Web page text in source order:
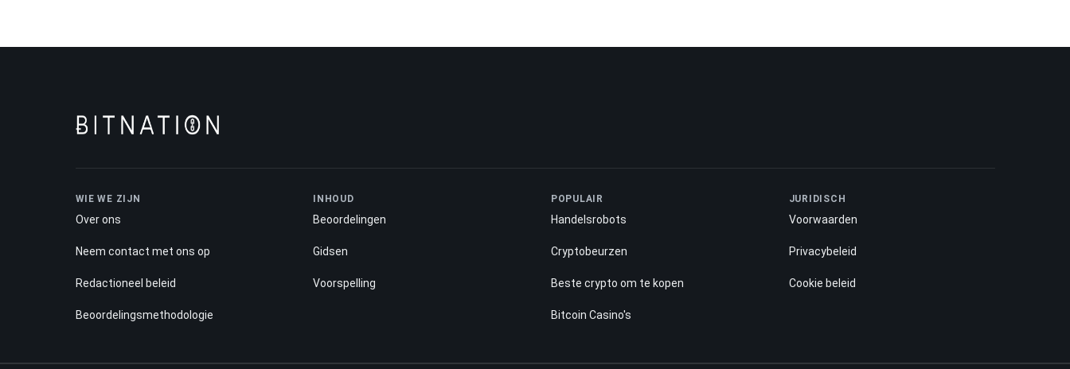
WIE WE ZIJN
Over ons
Neem contact met ons op
Redactioneel beleid
Beoordelingsmethodologie
INHOUD
Beoordelingen
Gidsen
Voorspelling
POPULAIR
Handelsrobots
Cryptobeurzen
Beste crypto om te kopen
Bitcoin Casino's
JURIDISCH
Voorwaarden
Privacybeleid
Cookie beleid